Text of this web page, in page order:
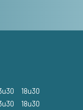
18u30
18u30